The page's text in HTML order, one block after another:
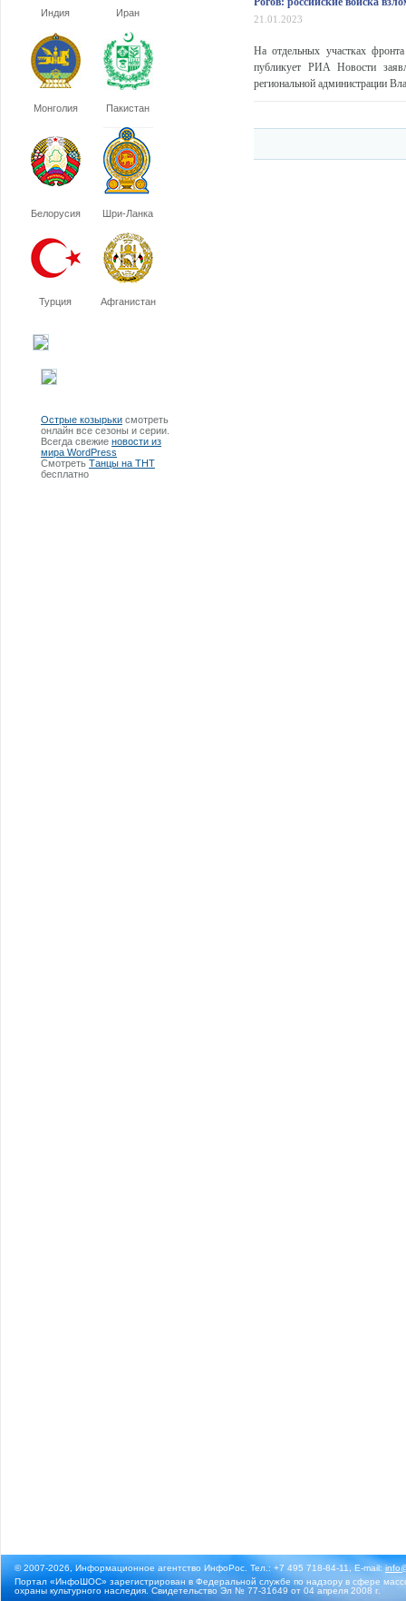
Индия Иран
Монголия Пакистан
Белорусия Шри-Ланка
Турция Афганистан
Острые козырьки смотреть
онлайн все сезоны и серии.
Всегда свежие новости из
мира WordPress
Смотреть Танцы на ТНТ
бесплатно
21.01.2023
На отдельных участках
публикует РИА Новости
региональной администрации
© 2007-2026, Информационное агентство ИнфоРос. Тел.: +7 495 718-84-11, E-mail:
Портал «ИнфоШОС» зарегистрирован в Федеральной службе по надзору в сфере
охраны культурного наследия. Свидетельство Эл № 77-31649 от 04 апреля 2008 г.